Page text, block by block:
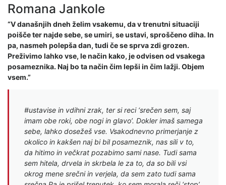
Romana Jankole
“V današnjih dneh želim vsakemu, da v trenutni situaciji
poišče ter najde sebe, se umiri, se ustavi, sproščeno diha. In
pa, nasmeh polepša dan, tudi če se sprva zdi grozen.
Preživimo lahko vse, le način kako, je odvisen od vsakega
posameznika. Naj bo ta način čim lepši in čim lažji. Objem
vsem.”
#ustavise in vdihni zrak, ter si reci ‘srečen sem, saj
imam obe roki, obe nogi in glavo’. Dokler imaš samega
sebe, lahko dosežeš vse. Vsakodnevno primerjanje z
okolico in kakšen naj bi bil posameznik, nas sili v to,
da hitimo in večkrat pozabimo sami nase. Tudi sama
sem hitela, drvela in skrbela le za to, da so bili vsi
okrog mene srečni in verjela, da sem zato tudi sama